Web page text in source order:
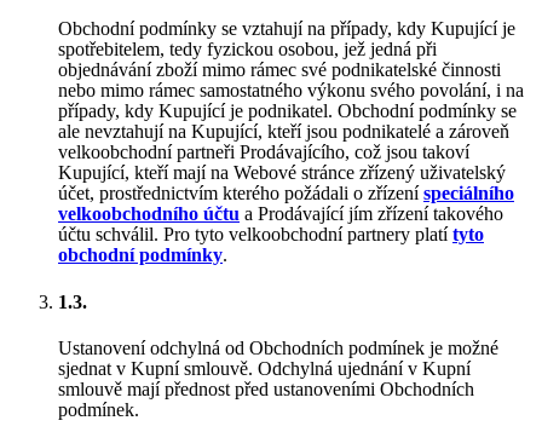
Obchodní podmínky se vztahují na případy, kdy Kupující je
spotřebitelem, tedy fyzickou osobou, jež jedná při
objednávání zboží mimo rámec své podnikatelské činnosti
nebo mimo rámec samostatného výkonu svého povolání, i na
případy, kdy Kupující je podnikatel. Obchodní podmínky se
ale nevztahují na Kupující, kteří jsou podnikatelé a zároveň
velkoobchodní partneři Prodávajícího, což jsou takoví
Kupující, kteří mají na Webové stránce zřízený uživatelský
účet, prostřednictvím kterého požádali o zřízení speciálního
velkoobchodního účtu a Prodávající jím zřízení takového
účtu schválil. Pro tyto velkoobchodní partnery platí tyto
obchodní podmínky.
1.3.
Ustanovení odchylná od Obchodních podmínek je možné
sjednat v Kupní smlouvě. Odchylná ujednání v Kupní
smlouvě mají přednost před ustanoveními Obchodních
podmínek.